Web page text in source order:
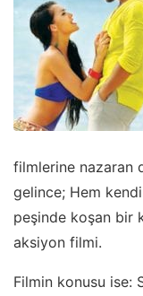
filmlerine nazaran
gelince; Hem
peşinde koşan bir
aksiyon filmi.
Filmin konusu ise: